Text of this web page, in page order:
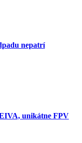
nepatrí
unikátne FPV